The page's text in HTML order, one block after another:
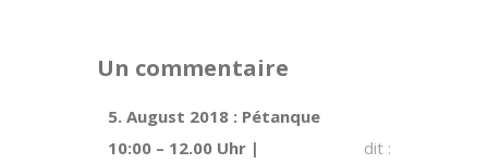
Un commentaire
5. August 2018 : Pétanque
10:00 – 12.00 Uhr |
dit :